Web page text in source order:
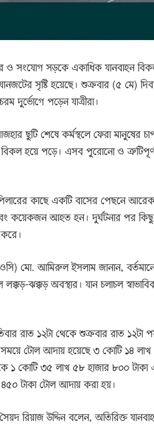
ও সংযোগ সড়কে একাধিক যানবাহন
যানজটের সৃষ্টি হয়েছে। শুক্রবার (৫ মে)
দুর্ভোগে পড়েন যাত্রীরা।
ছুটি শেষে কর্মস্থলে ফেরা মানুষের
হয়ে পড়ে। এসব পুরোনো ও ত্রুটিপূর্ণ
কাছে একটি বাসের পেছনে
কয়েকজন আহত হন। দুর্ঘটনার পর কিছু
মো. আমিরুল ইসলাম জানান, বর্তমানে
ঝক্কড় অবস্থার। যান চলাচল
রাত ১২টা থেকে শুক্রবার রাত ১২টা
সময়ে টোল আদায় হয়েছে ৩ কোটি ১৪
১ কোটি ৩৫ লাখ ৫৮ হাজার ৮০০ টাকা
টাকা টোল আদায় করা হয়।
রিয়াজ উদ্দিন বলেন, অতিরিক্ত